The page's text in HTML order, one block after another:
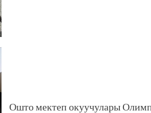
Ошто мектеп окуучулары